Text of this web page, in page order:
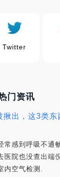
Twitter
门资讯
揪出，这3类
常感到呼吸不通
医院也没查出端
内空气检测.